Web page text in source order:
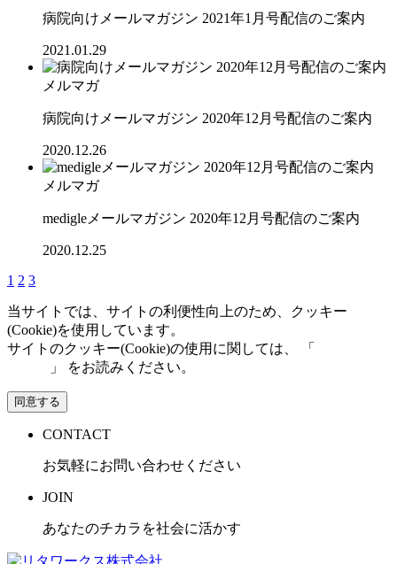
病院向けメールマガジン 2021年1月号配信のご案内
2021.01.29
メルマガ
病院向けメールマガジン 2020年12月号配信のご案内
2020.12.26
メルマガ
medigleメールマガジン 2020年12月号配信のご案内
2020.12.25
1 2 3
当サイトでは、サイトの利便性向上のため、クッキー
(Cookie)を使用しています。
サイトのクッキー(Cookie)の使用に関しては、 「
」 をお読みください。
同意する
CONTACT
お気軽にお問い合わせください
JOIN
あなたのチカラを社会に活かす